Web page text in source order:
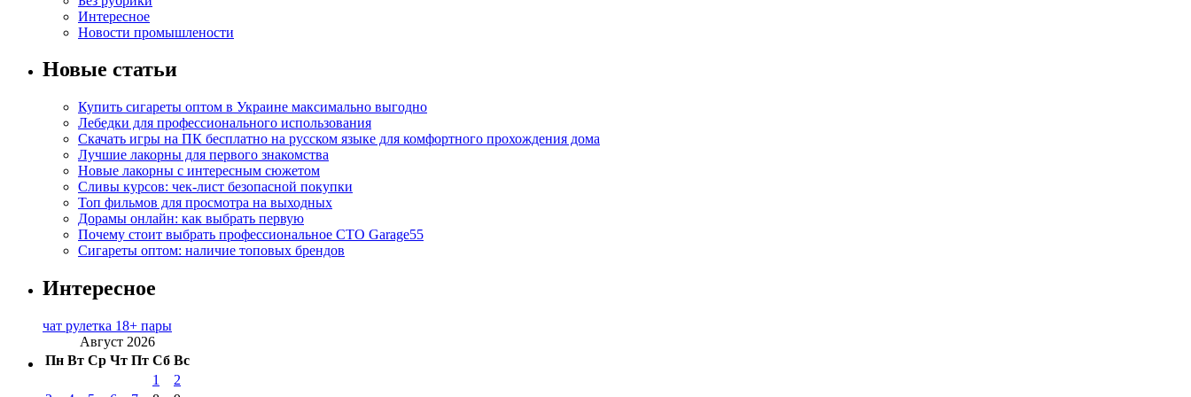
Интересное
Новости промышлености
Новые статьи
Купить сигареты оптом в Украине максимально выгодно
Лебедки для профессионального использования
Скачать игры на ПК бесплатно на русском языке для комфортного прохождения дома
Лучшие лакорны для первого знакомства
Новые лакорны с интересным сюжетом
Сливы курсов: чек-лист безопасной покупки
Топ фильмов для просмотра на выходных
Дорамы онлайн: как выбрать первую
Почему стоит выбрать профессиональное СТО Garage55
Сигареты оптом: наличие топовых брендов
Интересное
чат рулетка 18+ пары
Август 2026
Пн Вт Ср Чт Пт Сб Вс
1
2